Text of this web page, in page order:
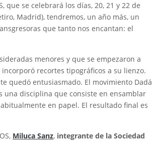
que se celebrará los días, 20, 21 y 22 de
Madrid), tendremos, un año más, un
que tanto nos encantan: el
menores y que se empezaron a
recortes tipográficos a su lienzo.
quedó entusiasmado. El movimiento Dadá
una disciplina que consiste en ensamblar
en papel. El resultado final es
Miluca Sanz, integrante de la Sociedad